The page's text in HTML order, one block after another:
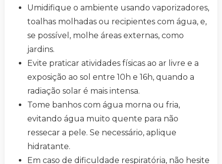
Umidifique o ambiente usando vaporizadores,
toalhas molhadas ou recipientes com água, e,
se possível, molhe áreas externas, como
jardins.
Evite praticar atividades físicas ao ar livre e a
exposição ao sol entre 10h e 16h, quando a
radiação solar é mais intensa.
Tome banhos com água morna ou fria,
evitando água muito quente para não
ressecar a pele. Se necessário, aplique
hidratante.
Em caso de dificuldade respiratória, não hesite